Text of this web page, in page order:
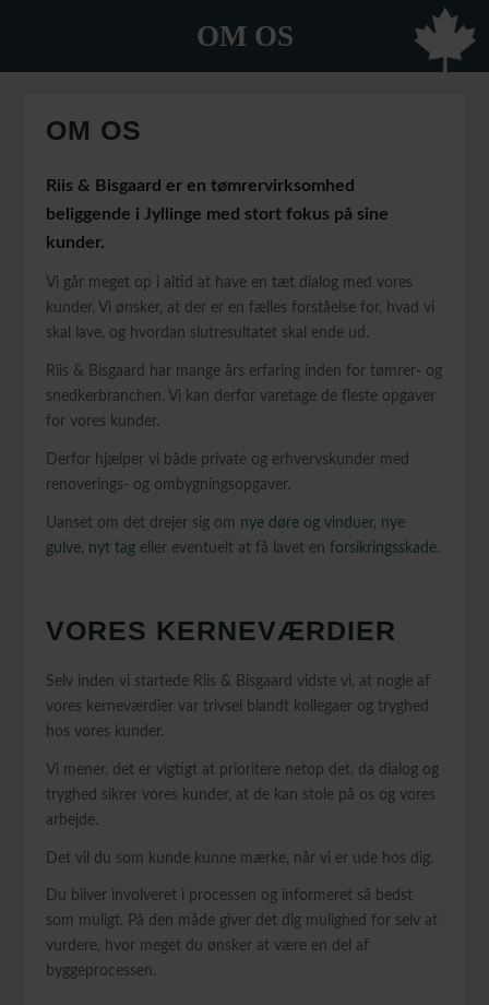
OM OS
OM OS
Riis & Bisgaard er en tømrervirksomhed
beliggende i Jyllinge med stort fokus på sine
kunder.
Vi går meget op i altid at have en tæt dialog med vores
kunder. Vi ønsker, at der er en fælles forståelse for, hvad vi
skal lave, og hvordan slutresultatet skal ende ud.
Riis & Bisgaard har mange års erfaring inden for tømrer- og
snedkerbranchen. Vi kan derfor varetage de fleste opgaver
for vores kunder.
Derfor hjælper vi både private og erhvervskunder med
renoverings- og ombygningsopgaver.
Uanset om det drejer sig om nye døre og vinduer, nye
gulve, nyt tag eller eventuelt at få lavet enforsikringsskade.
VORES KERNEVÆRDIER
Selv inden vi startede Riis & Bisgaard vidste vi, at nogle af
vores kerneværdier var trivsel blandt kollegaer og tryghed
hos vores kunder.
Vi mener, det er vigtigt at prioritere netop det, da dialog og
tryghed sikrer vores kunder, at de kan stole på os og vores
arbejde.
Det vil du som kunde kunne mærke, når vi er ude hos dig.
Du bliver involveret i processen og informeret så bedst
som muligt. På den måde giver det dig mulighed for selv at
vurdere, hvor meget du ønsker at være en del af
byggeprocessen.